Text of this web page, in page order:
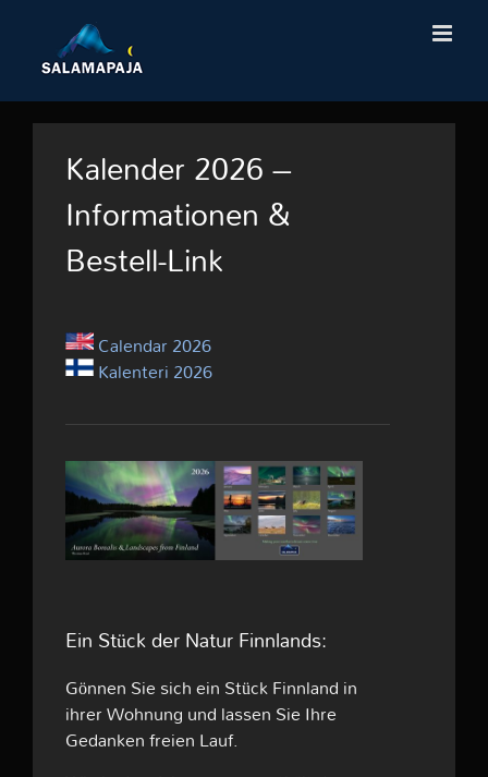
content
Kalender 2026 –
Informationen &
Bestell-Link
Calendar 2026
Kalenteri 2026
Ein Stück der Natur Finnlands:
Gönnen Sie sich ein Stück Finnland in
ihrer Wohnung und lassen Sie Ihre
Gedanken freien Lauf.